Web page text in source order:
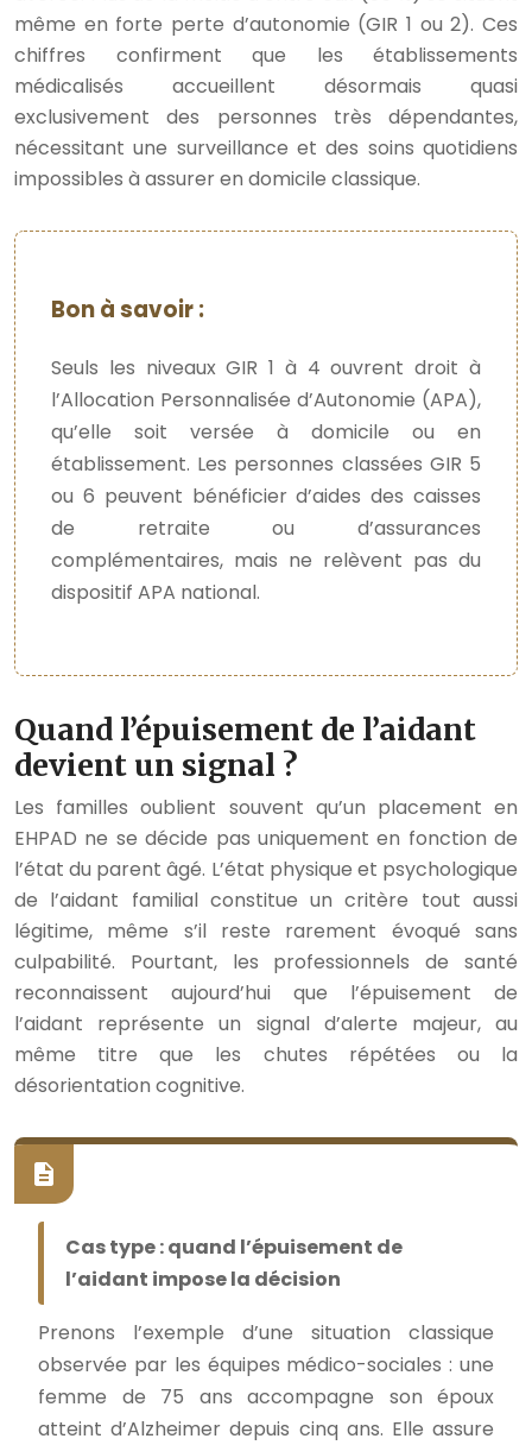
même en forte perte d’autonomie (GIR 1 ou 2). Ces
chiffres confirment que les établissements
médicalisés accueillent désormais quasi
exclusivement des personnes très dépendantes,
nécessitant une surveillance et des soins quotidiens
impossibles à assurer en domicile classique.
Bon à savoir :
Seuls les niveaux GIR 1 à 4 ouvrent droit à
l’Allocation Personnalisée d’Autonomie (APA),
qu’elle soit versée à domicile ou en
établissement. Les personnes classées GIR 5
ou 6 peuvent bénéficier d’aides des caisses
de retraite ou d’assurances
complémentaires, mais ne relèvent pas du
dispositif APA national.
Quand l’épuisement de l’aidant
devient un signal ?
Les familles oublient souvent qu’un placement en
EHPAD ne se décide pas uniquement en fonction de
l’état du parent âgé. L’état physique et psychologique
de l’aidant familial constitue un critère tout aussi
légitime, même s’il reste rarement évoqué sans
culpabilité. Pourtant, les professionnels de santé
reconnaissent aujourd’hui que l’épuisement de
l’aidant représente un signal d’alerte majeur, au
même titre que les chutes répétées ou la
désorientation cognitive.
Cas type : quand l’épuisement de
l’aidant impose la décision
Prenons l’exemple d’une situation classique
observée par les équipes médico-sociales : une
femme de 75 ans accompagne son époux
atteint d’Alzheimer depuis cinq ans. Elle assure